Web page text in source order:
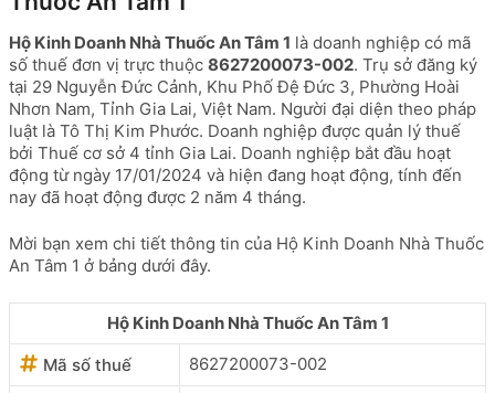
diện
hoặc
mã
số
thuế
...
Hộ Kinh Doanh Nhà Thuốc An Tâm 1 là doanh nghiệp có mã
số thuế đơn vị trực thuộc 8627200073-002. Trụ sở đăng ký
tại 29 Nguyễn Đức Cảnh, Khu Phố Đệ Đức 3, Phường Hoài
Nhơn Nam, Tỉnh Gia Lai, Việt Nam. Người đại diện theo pháp
luật là Tô Thị Kim Phước. Doanh nghiệp được quản lý thuế
bởi Thuế cơ sở 4 tỉnh Gia Lai. Doanh nghiệp bắt đầu hoạt
động từ ngày 17/01/2024 và hiện đang hoạt động, tính đến
nay đã hoạt động được 2 năm 4 tháng.
Mời bạn xem chi tiết thông tin của Hộ Kinh Doanh Nhà Thuốc
An Tâm 1 ở bảng dưới đây.
Hộ Kinh Doanh Nhà Thuốc An Tâm 1
Mã số thuế
8627200073-002